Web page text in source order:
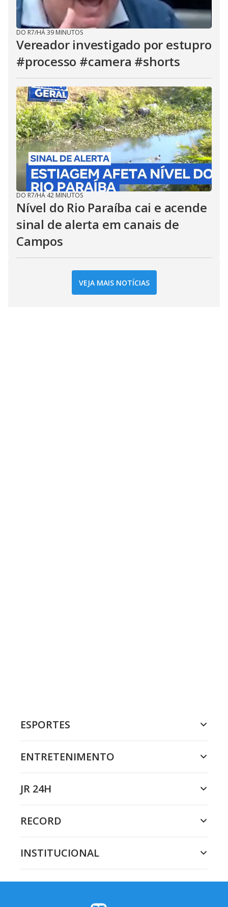
DO R7/HÁ 39 MINUTOS
Vereador investigado por estupro
#processo #camera #shorts
HÁ 42 MINUTOS
Nível do Rio Paraíba cai e acende
ESPORTES
ENTRETENIMENTO
JR 24H